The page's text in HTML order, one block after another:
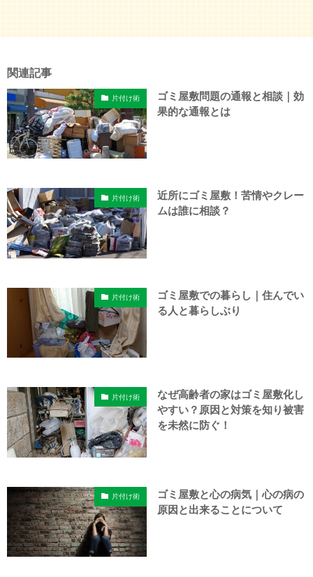
関連記事
片付け術
ゴミ屋敷問題の通報と相談｜効
果的な通報とは
片付け術
近所にゴミ屋敷！苦情やクレー
ムは誰に相談？
片付け術
ゴミ屋敷での暮らし｜住んでい
る人と暮らしぶり
片付け術
なぜ高齢者の家はゴミ屋敷化し
やすい？原因と対策を知り被害
を未然に防ぐ！
片付け術
ゴミ屋敷と心の病気｜心の病の
原因と出来ることについて